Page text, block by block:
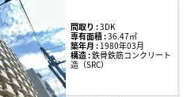
間取り :3DK
専有面積 :36.47㎡
築年月 :1980年03月
構造 :鉄骨鉄筋コンクリート
造（SRC）